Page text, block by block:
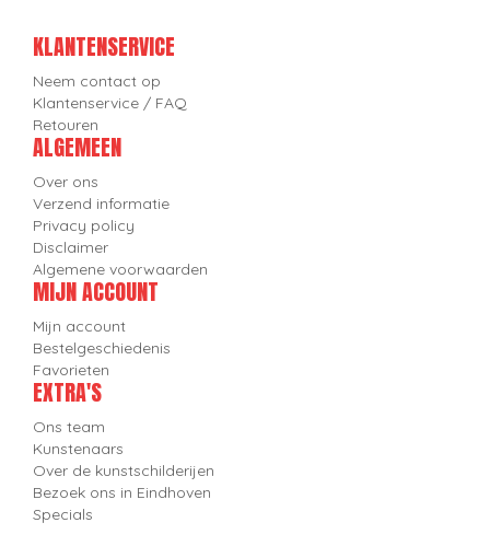
KLANTENSERVICE
Neem contact op
Klantenservice / FAQ
Retouren
ALGEMEEN
Over ons
Verzend informatie
Privacy policy
Disclaimer
Algemene voorwaarden
MIJN ACCOUNT
Mijn account
Bestelgeschiedenis
Favorieten
EXTRA'S
Ons team
Kunstenaars
Over de kunstschilderijen
Bezoek ons in Eindhoven
Specials